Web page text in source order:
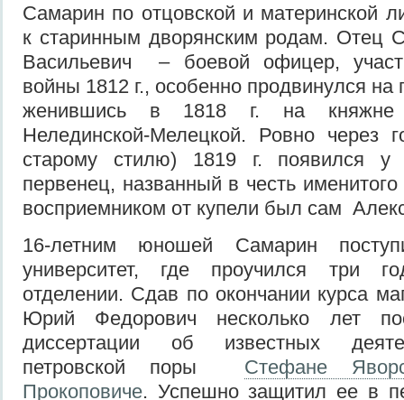
Самарин по отцовской и материнской
к старинным дворянским родам.
Васильевич – боевой офицер,
войны 1812 г., особенно продвинулся
женившись в 1818 г. на
Нелединской-Мелецкой. Ровно
старому стилю) 1819 г. появился у
первенец, названный в честь
восприемником от купели был сам
16-летним юношей Самарин
университет, где проучился три
отделении. Сдав по окончании курса
Юрий Федорович несколько лет
диссертации об известных
петровской поры Стефане
Прокоповиче. Успешно защитил ее в